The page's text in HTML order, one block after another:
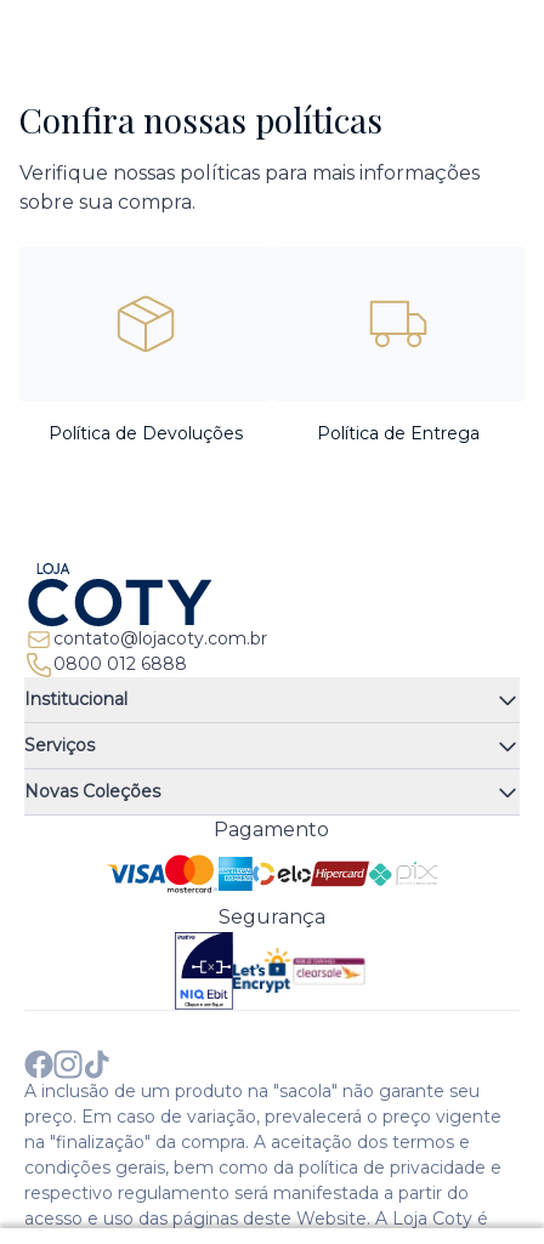
Confira nossas políticas
Verifique nossas políticas para mais informações
sobre sua compra.
Política de Devoluções Política de Entrega
contato@lojacoty.com.br
0800 012 6888
Institucional
Quem somos
Quiz de fragrâncias
Trocas e Devoluções
Troque Fácil
Perguntas Frequentes
Política de Pagamento
Política de Entrega
Política de Privacidade
Comprar com CNPJ?
Sobre a COTY no mundo
Serviços
Atendimento
Meus Pedidos
Trabalhe Conosco
Preferências de Cookies
Novas Coleções
Cenoura & Bronze
Pagamento
Segurança
A inclusão de um produto na "sacola" não garante seu
preço. Em caso de variação, prevalecerá o preço vigente
na "finalização" da compra. A aceitação dos termos e
condições gerais, bem como da política de privacidade e
respectivo regulamento será manifestada a partir do
acesso e uso das páginas deste Website. A Loja Coty é